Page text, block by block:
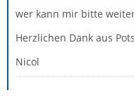
wer kann mir bitte
Herzlichen Dank aus
Nicol